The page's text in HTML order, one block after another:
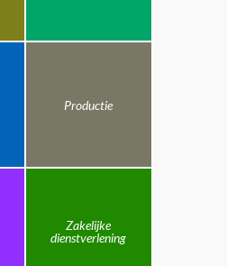
Productie
Zakelijke
dienstverlening